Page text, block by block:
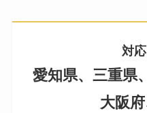
対
愛知県、三重県
大阪